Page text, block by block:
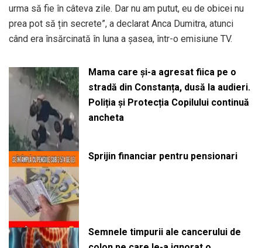
urma să fie în câteva zile. Dar nu am putut, eu de obicei nu
prea pot să țin secrete”, a declarat Anca Dumitra, atunci
când era însărcinată în luna a șasea, într-o emisiune TV.
Mama care și-a agresat fiica pe o
stradă din Constanța, dusă la audieri.
Poliția și Protecția Copilului continuă
ancheta
Sprijin financiar pentru pensionari
Semnele timpurii ale cancerului de